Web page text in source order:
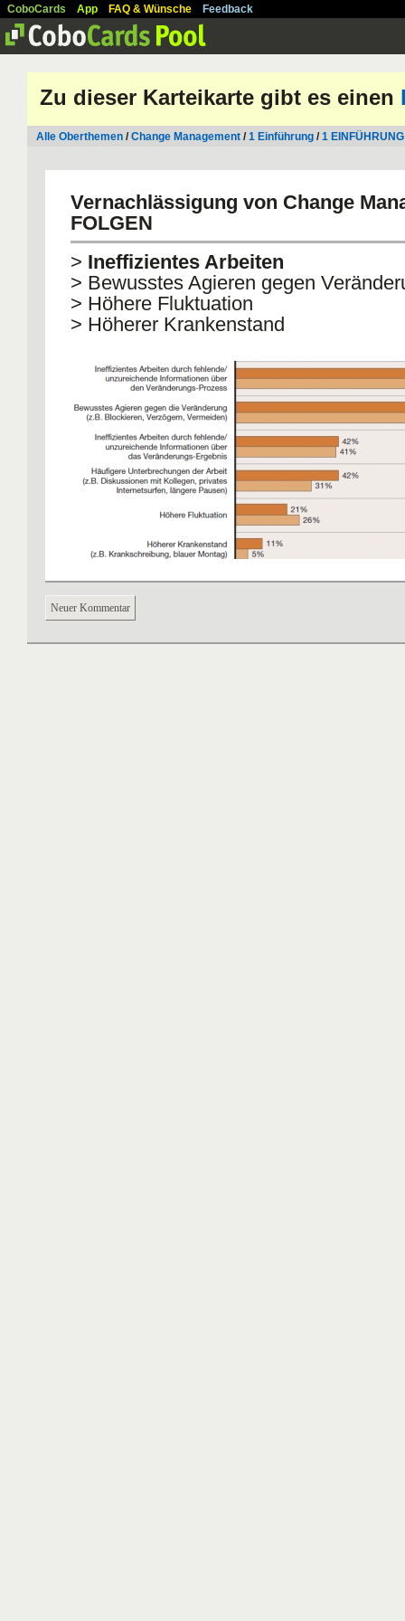
CoboCards App FAQ & Wünsche Feedback
Zu dieser Karteikarte gibt es einen
Alle Oberthemen /Change Management /1 Einführung /1 EINFÜHRUNG
Vernachlässigung von Change
FOLGEN
> Ineffizientes Arbeiten
> Bewusstes Agieren gegen
> Höhere Fluktuation
> Höherer Krankenstand
Neuer Kommentar